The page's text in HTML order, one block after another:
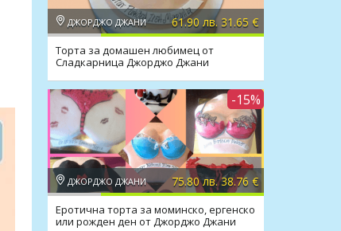
ДЖОРДЖО ДЖАНИ 61.90 лв. 31.65 €
Торта за домашен любимец от
Сладкарница Джорджо Джани
-15%
ДЖОРДЖО ДЖАНИ 75.80 лв. 38.76 €
Еротична торта за моминско, ергенско
или рожден ден от Джорджо Джани